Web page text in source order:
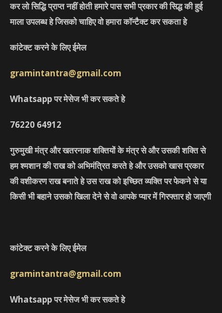
कर लो सिद्धि प्राप्त नहीं होती हमारे पास सभी प्रकार की सिद्ध की हुई
माला उपलब्ध हे जिसको चाहिए वो हमारा कॉन्टैक्ट कर सकता हे
कांटेक्ट करने के लिए ईमेल
gramintantra@gmail.com
Whatsapp पर मेसेज भी कर सकते हे
76220 64912
गुरुमुखी मंत्र और खतरनाक शक्तियों के मंत्र से और उसकी शक्ति से
हम श्मशान की राख को अभिमंत्रित करते हे और उसको खास प्रकार
की वशीकरण राख बनाते हे उस राख को इच्छित व्यक्ति पर फेकने से या
किसी भी बहाने उसको खिला देने से वो आपके प्यार में गिरफ्तार हो जाएगी
कांटेक्ट करने के लिए ईमेल
gramintantra@gmail.com
Whatsapp पर मेसेज भी कर सकते हे